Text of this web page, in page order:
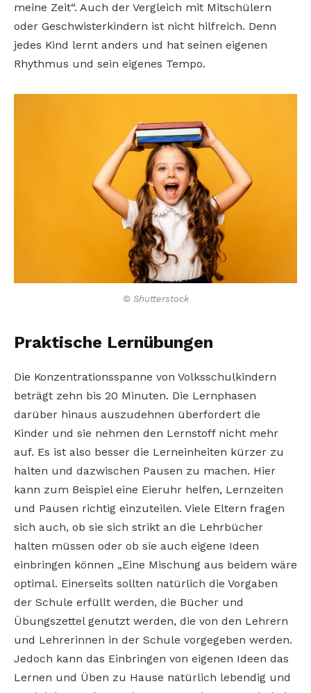
meine Zeit“. Auch der Vergleich mit Mitschülern
oder Geschwisterkindern ist nicht hilfreich. Denn
jedes Kind lernt anders und hat seinen eigenen
Rhythmus und sein eigenes Tempo.
© Shutterstock
Praktische Lernübungen
Die Konzentrationsspanne von Volksschulkindern
beträgt zehn bis 20 Minuten. Die Lernphasen
darüber hinaus auszudehnen überfordert die
Kinder und sie nehmen den Lernstoff nicht mehr
auf. Es ist also besser die Lerneinheiten kürzer zu
halten und dazwischen Pausen zu machen. Hier
kann zum Beispiel eine Eieruhr helfen, Lernzeiten
und Pausen richtig einzuteilen. Viele Eltern fragen
sich auch, ob sie sich strikt an die Lehrbücher
halten müssen oder ob sie auch eigene Ideen
einbringen können „Eine Mischung aus beidem wäre
optimal. Einerseits sollten natürlich die Vorgaben
der Schule erfüllt werden, die Bücher und
Übungszettel genutzt werden, die von den Lehrern
und Lehrerinnen in der Schule vorgegeben werden.
Jedoch kann das Einbringen von eigenen Ideen das
Lernen und Üben zu Hause natürlich lebendig und